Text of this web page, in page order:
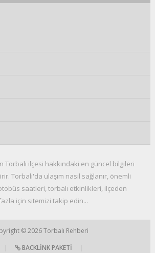
Torbalı ilçesi hakkındaki en güncel bilgileri
Torbalı'da ulaşım nasıl sağlanır, önemli
saatleri, torbalı etkinlikleri, ilçeden
için sitemizi takip edin...
© 2026Torbalı Rehberi
BACKLINK PAKETI